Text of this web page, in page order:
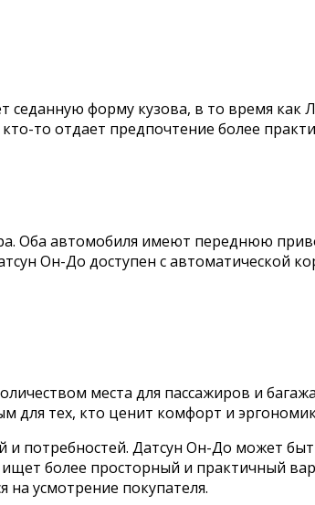
форму кузова, в то время как
то отдает предпочтение более
Оба автомобиля имеют переднюю
Он-До доступен с автоматической
места для пассажиров и
для тех, кто ценит комфорт и
потребностей. Датсун Он-До может
более просторный и практичный
усмотрение покупателя.